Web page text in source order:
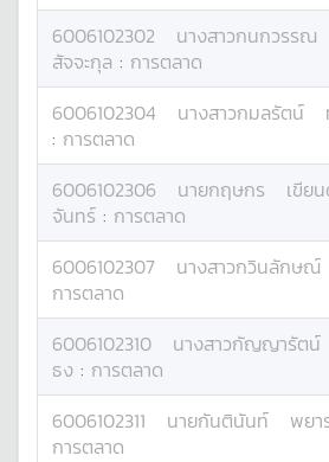
6006102302 นางสาวกนกวรรณ
สัจจะกุล : การตลาด
6006102304 นางสาวกมลรัตน์
: การตลาด
6006102306 นายกฤษกร
เขีย
จันทร์ : การตลาด
6006102307 นางสาวกวินลักษณ์
การตลาด
6006102310 นางสาวกัญญารัตน์
ธง : การตลาด
6006102311 นายกันตินันท์ พยา
การตลาด